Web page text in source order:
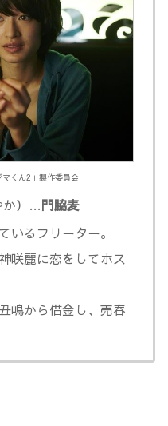
くん2」製作委員会
か）…門脇麦
いるフリーター。
咲麗に恋をしてホス
嶋から借金し、売春